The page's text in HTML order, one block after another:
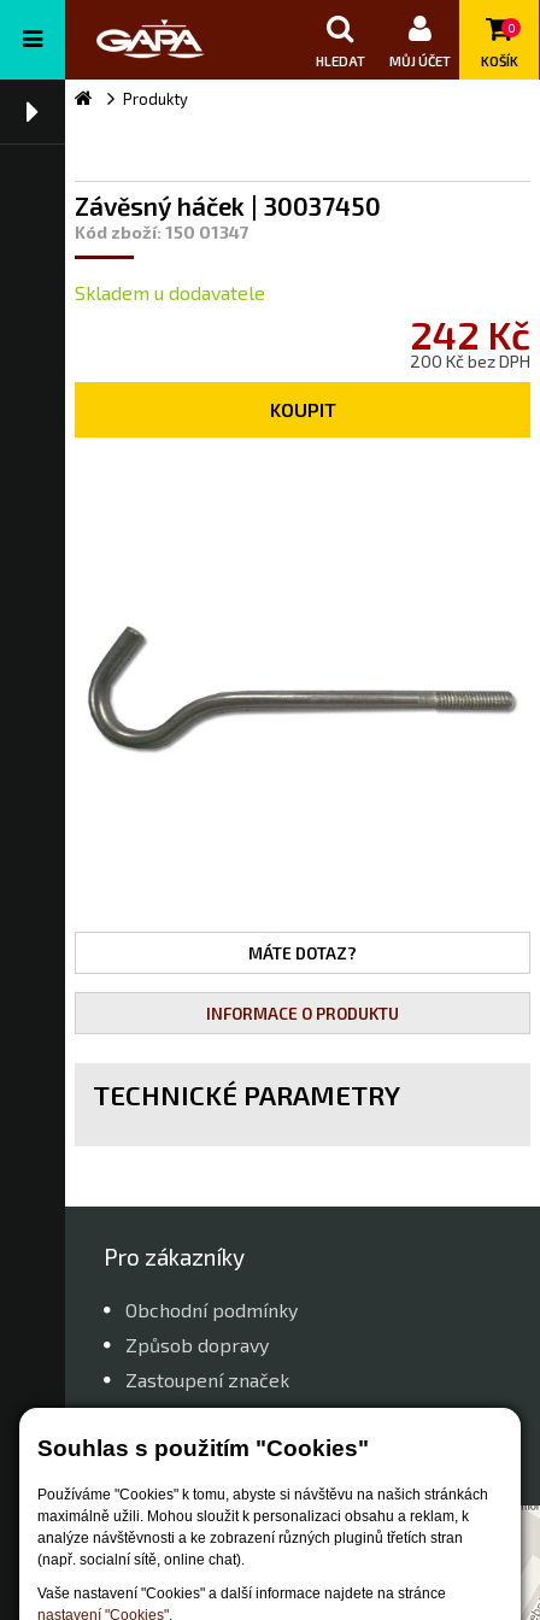
Souhlas s použitím "Cookies"
Používáme "Cookies" k tomu, abyste si návštěvu na našich stránkách
maximálně užili. Mohou sloužit k personalizaci obsahu a reklam, k
analýze návštěvnosti a ke zobrazení různých pluginů třetích stran
(např. socialní sítě, online chat).
Vaše nastavení "Cookies" a další informace najdete na stránce
nastavení "Cookies".
HLEDAT MŮJ ÚČET
0
KOŠÍK
Produkty
Závěsný háček | 30037450
Kód zboží: 150 01347
Skladem u dodavatele
242 Kč
200 Kč bez DPH
KOUPIT
INFORMACE O PRODUKTU
MÁTE DOTAZ?
TECHNICKÉ PARAMETRY
Pro zákazníky
Obchodní podmínky
Způsob dopravy
Zastoupení značek
Reklamační řád
Nastavení soukromí